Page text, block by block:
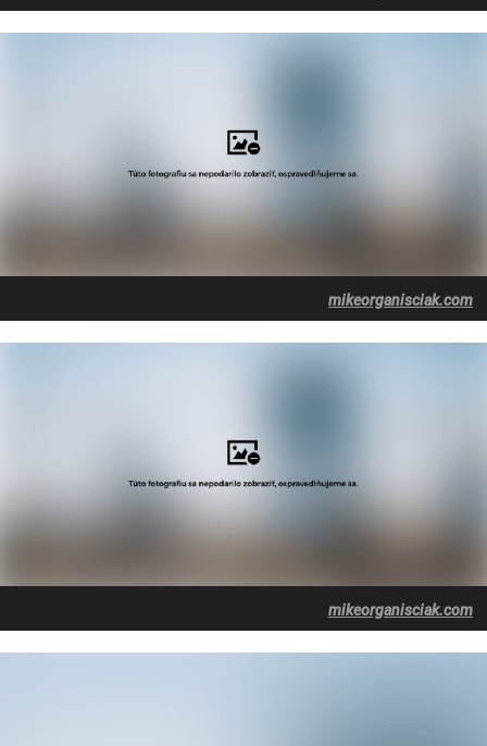
mikeorganisciak.com
mikeorganisciak.com